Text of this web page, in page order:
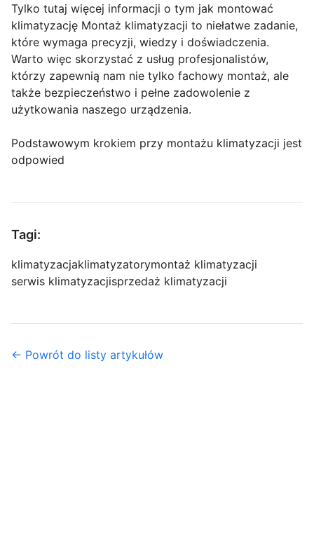
Tylko tutaj więcej informacji o tym jak montować
klimatyzację Montaż klimatyzacji to niełatwe zadanie,
które wymaga precyzji, wiedzy i doświadczenia.
Warto więc skorzystać z usług profesjonalistów,
którzy zapewnią nam nie tylko fachowy montaż, ale
także bezpieczeństwo i pełne zadowolenie z
użytkowania naszego urządzenia.
Podstawowym krokiem przy montażu klimatyzacji jest
odpowied
Tagi:
klimatyzacjaklimatyzatorymontaż klimatyzacji
serwis klimatyzacjisprzedaż klimatyzacji
← Powrót do listy artykułów